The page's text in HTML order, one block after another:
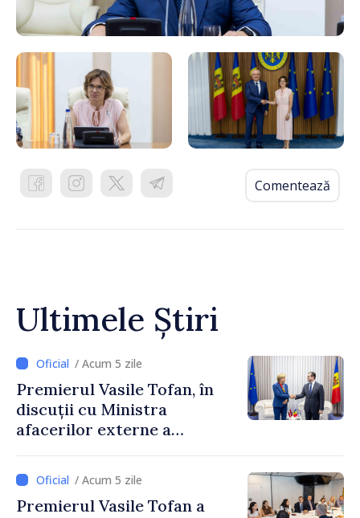
Comentează
Ultimele Știri
/ Acum 5 zile
Premierul Vasile Tofan, în
discuții cu Ministra
afacerilor externe a
/ Acum 5 zile
Premierul Vasile Tofan a